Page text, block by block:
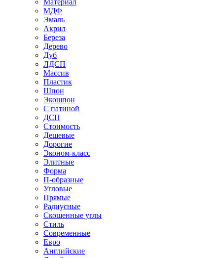
Материал
МДФ
Эмаль
Акрил
Береза
Дерево
Дуб
ЛДСП
Массив
Пластик
Шпон
Экошпон
С патиной
ДСП
Стоимость
Дешевые
Дорогие
Эконом-класс
Элитные
Форма
П-образные
Угловые
Прямые
Радиусные
Скошенные углы
Стиль
Современные
Евро
Английские